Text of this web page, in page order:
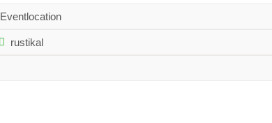
Eventlocation
rustikal